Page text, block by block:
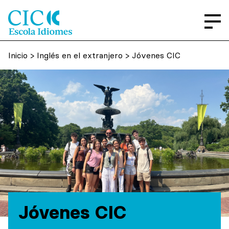
Inicio > Inglés en el extranjero > Jóvenes CIC
Jóvenes CIC